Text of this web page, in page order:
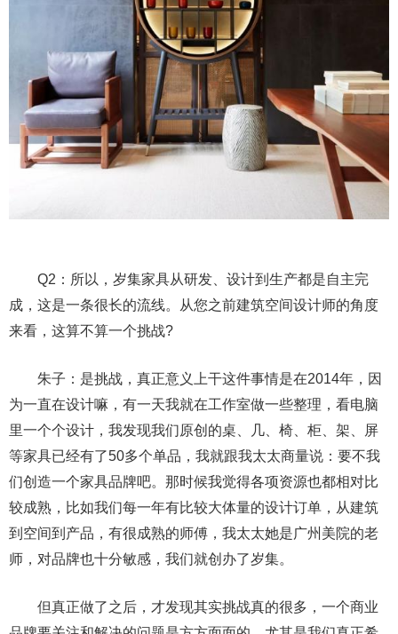
Q2：所以，岁集家具从研发、设计到生产都是自主完
成，这是一条很长的流线。从您之前建筑空间设计师的角度
来看，这算不算一个挑战?
朱子：是挑战，真正意义上干这件事情是在2014年，因
为一直在设计嘛，有一天我就在工作室做一些整理，看电脑
里一个个设计，我发现我们原创的桌、几、椅、柜、架、屏
等家具已经有了50多个单品，我就跟我太太商量说：要不我
们创造一个家具品牌吧。那时候我觉得各项资源也都相对比
较成熟，比如我们每一年有比较大体量的设计订单，从建筑
到空间到产品，有很成熟的师傅，我太太她是广州美院的老
师，对品牌也十分敏感，我们就创办了岁集。
但真正做了之后，才发现其实挑战真的很多，一个商业